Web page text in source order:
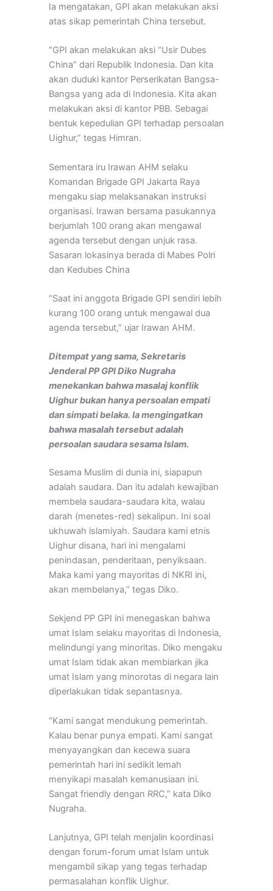
Ia mengatakan, GPI akan melakukan aksi
atas sikap pemerintah China tersebut.
“GPI akan melakukan aksi “Usir Dubes
China” dari Republik Indonesia. Dan kita
akan duduki kantor Perserikatan Bangsa-
Bangsa yang ada di Indonesia. Kita akan
melakukan aksi di kantor PBB. Sebagai
bentuk kepedulian GPI terhadap persoalan
Uighur,” tegas Himran.
Sementara iru Irawan AHM selaku
Komandan Brigade GPI Jakarta Raya
mengaku siap melaksanakan instruksi
organisasi. Irawan bersama pasukannya
berjumlah 100 orang akan mengawal
agenda tersebut dengan unjuk rasa.
Sasaran lokasinya berada di Mabes Polri
dan Kedubes China
“Saat ini anggota Brigade GPI sendiri lebih
kurang 100 orang untuk mengawal dua
agenda tersebut,” ujar Irawan AHM.
Ditempat yang sama, Sekretaris
Jenderal PP GPI Diko Nugraha
menekankan bahwa masalaj konflik
Uighur bukan hanya persoalan empati
dan simpati belaka. Ia mengingatkan
bahwa masalah tersebut adalah
persoalan saudara sesama Islam.
Sesama Muslim di dunia ini, siapapun
adalah saudara. Dan itu adalah kewajiban
membela saudara-saudara kita, walau
darah (menetes-red) sekalipun. Ini soal
ukhuwah islamiyah. Saudara kami etnis
Uighur disana, hari ini mengalami
penindasan, penderitaan, penyiksaan.
Maka kami yang mayoritas di NKRI ini,
akan membelanya,” tegas Diko.
Sekjend PP GPI ini menegaskan bahwa
umat Islam selaku mayoritas di Indonesia,
melindungi yang minoritas. Diko mengaku
umat Islam tidak akan membiarkan jika
umat Islam yang minorotas di negara lain
diperlakukan tidak sepantasnya.
“Kami sangat mendukung pemerintah.
Kalau benar punya empati. Kami sangat
menyayangkan dan kecewa suara
pemerintah hari ini sedikit lemah
menyikapi masalah kemanusiaan ini.
Sangat friendly dengan RRC,” kata Diko
Nugraha.
Lanjutnya, GPI telah menjalin koordinasi
dengan forum-forum umat Islam untuk
mengambil sikap yang tegas terhadap
permasalahan konflik Uighur.